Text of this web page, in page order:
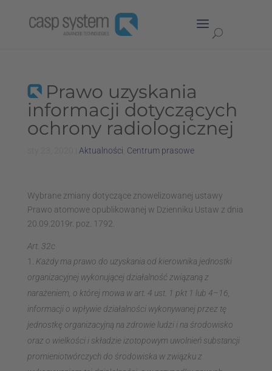
Prawo uzyskania
informacji dotyczących
ochrony radiologicznej
Aktualności Centrum prasowe
Wybrane zmiany dotyczące znowelizowanej ustawy
Prawo atomowe opublikowanej w Dzienniku Ustaw z dnia
20.09.2019r. poz. 1792.
Art. 32c
Każdy ma prawo do uzyskania od kierownika jednostki
organizacyjnej wykonującej działalność związaną z
narażeniem, o której mowa w art. 4 ust. 1 pkt 1 lub 4–16,
informacji o wpływie działalności wykonywanej przez tę
jednostkę organizacyjną na zdrowie ludzi i na środowisko
oraz o wielkości i składzie izotopowym uwolnień substancji
promieniotwórczych do środowiska w związku z